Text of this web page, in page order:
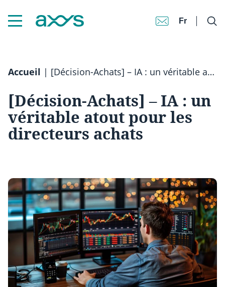
Fr
Accueil | [Décision-Achats] – IA : un véritable atout pour les directeurs achats
[Décision-Achats] – IA : un
véritable atout pour les
directeurs achats